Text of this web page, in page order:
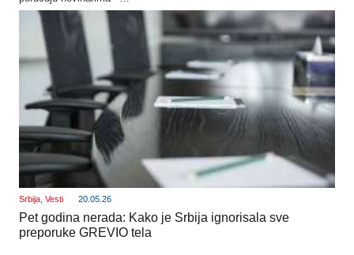
Srbija Vesti 20.05.26
Pet godina nerada: Kako je Srbija ignorisala sve
preporuke GREVIO tela